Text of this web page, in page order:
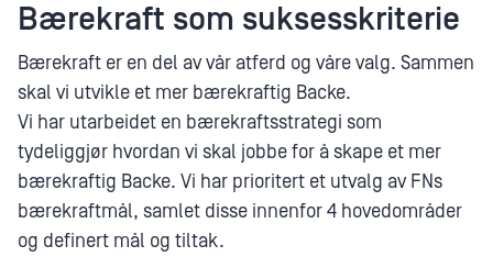
Bærekraft som suksesskriterie
Bærekraft er en del av vår atferd og våre valg. Sammen
skal vi utvikle et mer bærekraftig Backe.
Vi har utarbeidet en bærekraftsstrategi som
tydeliggjør hvordan vi skal jobbe for å skape et mer
bærekraftig Backe. Vi har prioritert et utvalg av FNs
bærekraftmål, samlet disse innenfor 4 hovedområder
og definert mål og tiltak.